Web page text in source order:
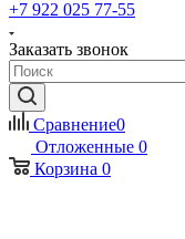
+7 922 025 77-55
Заказать звонок
Сравнение0
Отложенные 0
Корзина 0